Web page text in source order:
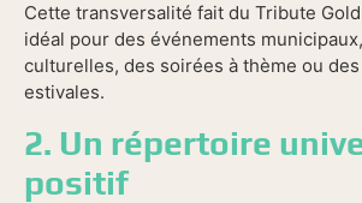
Cette transversalité fait du Tribute
idéal pour des événements
culturelles, des soirées à thème ou
estivales.
2. Un répertoire
positif